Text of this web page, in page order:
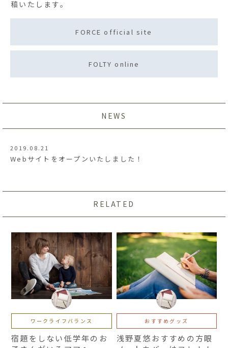
稿いたします。
FORCE official site
FOLTY online
NEWS
2019.08.21
Webサイトをオープンいたしました！
RELATED
ワークライフバランス
宿題をしない低学年のお
おすすめグッズ
浅野夏悠おすすめの方眼